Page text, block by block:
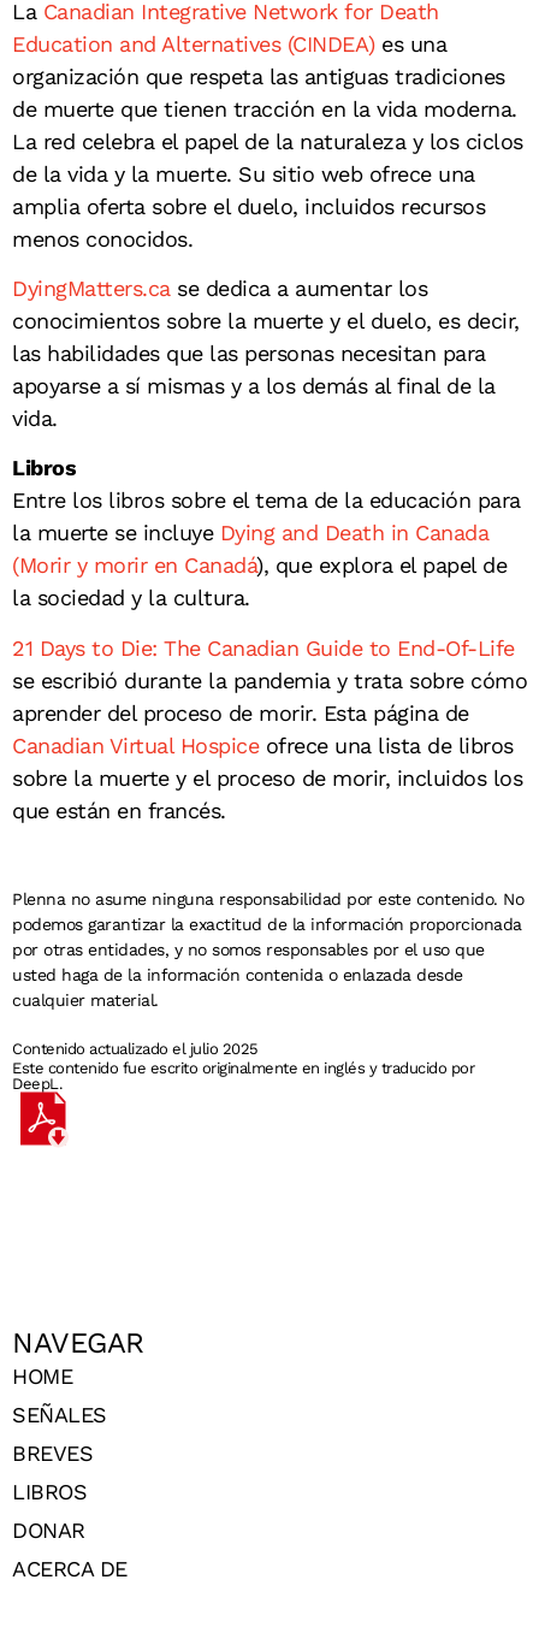
LaCanadian Integrative Network for Death
Education and Alternatives (CINDEA)es una
organización que respeta las antiguas tradiciones
de muerte que tienen tracción en la vida moderna.
La red celebra el papel de la naturaleza y los ciclos
de la vida y la muerte. Su sitio web ofrece una
amplia oferta sobre el duelo, incluidos recursos
menos conocidos.
DyingMatters.ca se dedica a aumentar los
conocimientos sobre la muerte y el duelo, es decir,
las habilidades que las personas necesitan para
apoyarse a sí mismas y a los demás al final de la
vida.
Libros
Entre los libros sobre el tema de la educación para
la muerte se incluyeDying and Death in Canada
(Morir y morir en Canadá), que explora el papel de
la sociedad y la cultura.
21 Days to Die: The Canadian Guide to End-Of-Life
se escribió durante la pandemia y trata sobre cómo
aprender del proceso de morir. Esta página de
Canadian Virtual Hospiceofrece una lista de libros
sobre la muerte y el proceso de morir, incluidos los
que están en francés.
Plenna no asume ninguna responsabilidad por este contenido. No
podemos garantizar la exactitud de la información proporcionada
por otras entidades, y no somos responsables por el uso que
usted haga de la información contenida o enlazada desde
cualquier material.
Contenido actualizado el julio 2025
Este contenido fue escrito originalmente en inglés y traducido por
DeepL.
NAVEGAR
HOME
SEÑALES
BREVES
LIBROS
DONAR
ACERCA DE